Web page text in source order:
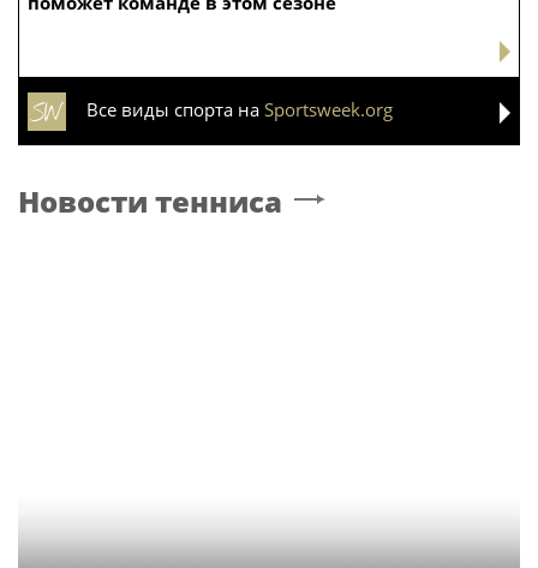
Все виды спорта на Sportsweek.org
Новости тенниса